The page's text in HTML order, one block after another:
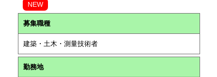
NEW
募集職種
建築・土木・測量技術者
勤務地